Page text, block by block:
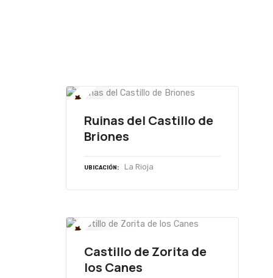
Ruinas del Castillo de
Briones
UBICACIÓN La Rioja
Castillo de Zorita de
los Canes